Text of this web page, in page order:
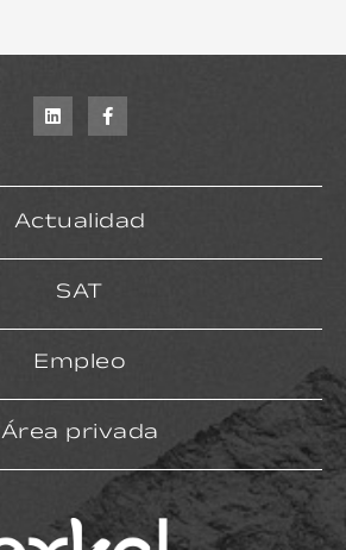
Actualidad
SAT
Empleo
Área privada